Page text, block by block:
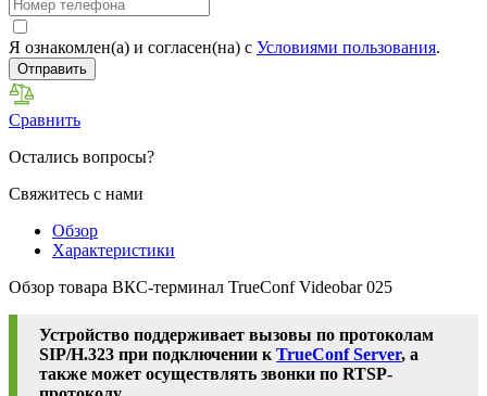
Я ознакомлен(а) и согласен(на) с Условиями пользования.
Отправить
Сравнить
Остались вопросы?
Свяжитесь с нами
Обзор
Характеристики
Обзор товара ВКС-терминал TrueConf Videobar 025
Устройство поддерживает вызовы по протоколам
SIP/H.323 при подключении к TrueConf Server, а
также может осуществлять звонки по RTSP-